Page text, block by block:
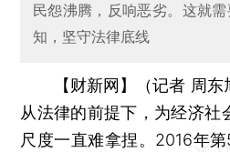
民怨沸腾，反响恶劣。这就
知，坚守法律底线
【财新网】（记者 周东
从法律的前提下，为经济社
尺度一直难拿捏。2016年